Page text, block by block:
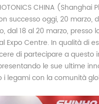
CHINA (Shanghai
successo oggi, 20 marzo,
dal 18 al 20 marzo, presso
Expo Centre. In qualità di
di partecipare a questo
le sue ultime
i legami con la comunità